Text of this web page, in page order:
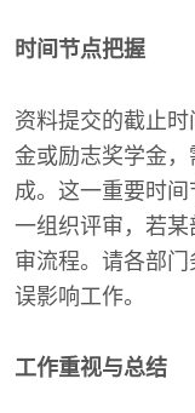
时间节点把握
资料提交的截止
金或励志奖学金
成。这一重要时
一组织评审，若
审流程。请各部
误影响工作。
工作重视与总结